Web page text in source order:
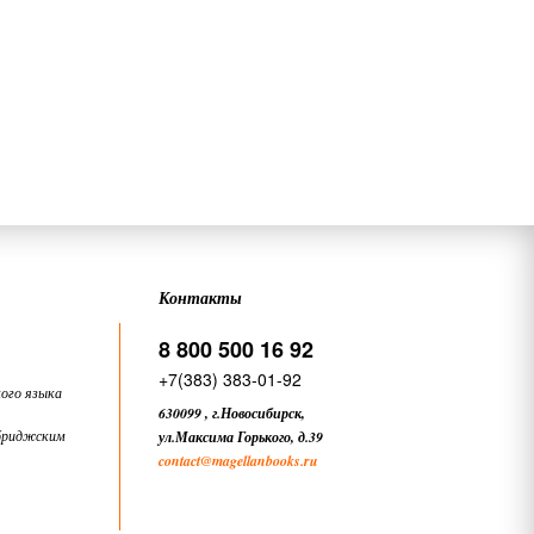
языка
Контакты
8 800 500 16 92
+7(383) 383-01-92
630099, г.Новосибирск,
ул.Максима Горького, д.39
contact@magellanbooks.ru